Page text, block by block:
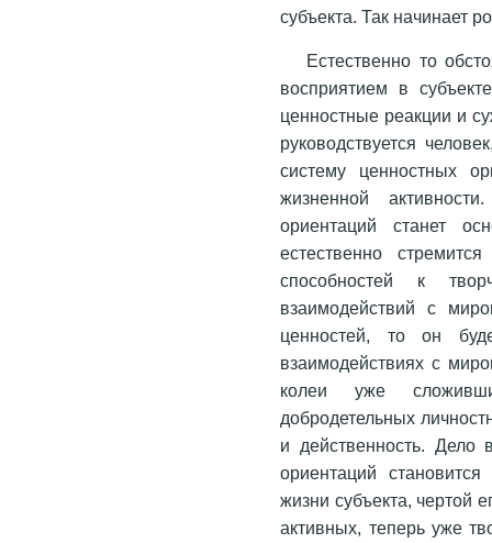
субъекта. Так начинает
Естественно то
восприятием в
ценностные реакции и
руководствуется
систему ценностных
жизненной
ориентаций станет
естественно
способностей к
взаимодействий с
ценностей, то он
взаимодействиях с
колеи уже
добродетельных
и действенность. Дело
ориентаций
жизни субъекта, чертой
активных, теперь уже